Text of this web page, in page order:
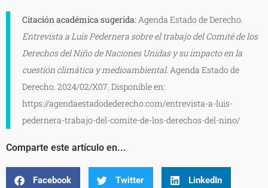
Citación académica sugerida:Agenda Estado de Derecho.
Entrevista a Luis Pedernera sobre el trabajo del Comité de los
Derechos del Niño de Naciones Unidas y su impacto en la
cuestión climática y medioambiental. Agenda Estado de
Derecho. 2024/02/X07. Disponible en:
https://agendaestadodederecho.com/entrevista-a-luis-
pedernera-trabajo-del-comite-de-los-derechos-del-nino/
Comparte este artículo en...
Facebook Twitter LinkedIn